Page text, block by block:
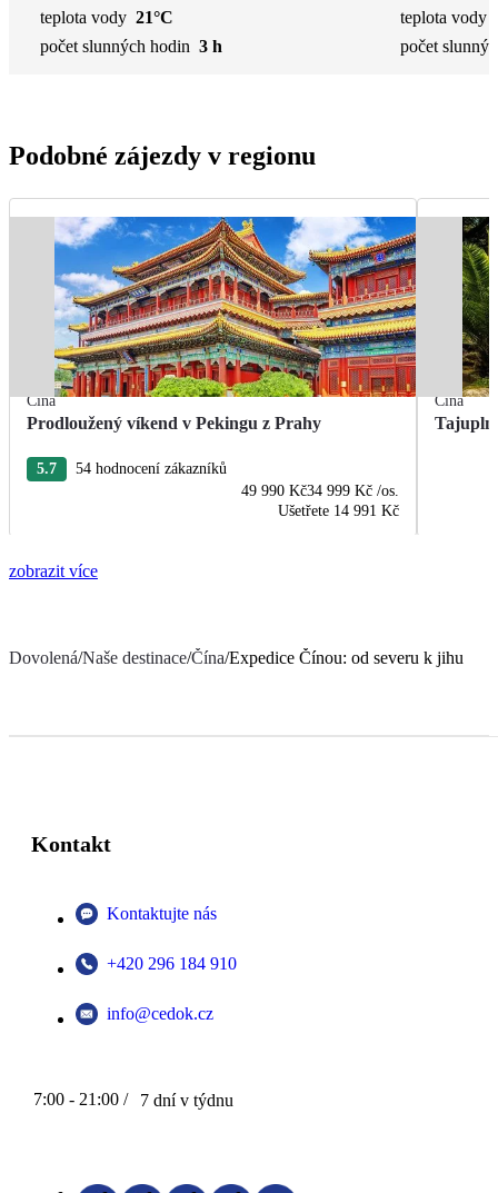
teplota vody 21°C
počet slunných hodin 3 h
teplota vody
počet
Podobné zájezdy v regionu
Čína
Prodloužený víkend v Pekingu z Prahy
5.7
54 hodnocení zákazníků
49 990 Kč34 999 Kč /os.
Ušetřete 14 991 Kč
Čína
zobrazit více
Dovolená/Naše destinace/Čína/Expedice Čínou: od severu k jihu
Kontakt
Kontaktujte nás
+420 296 184 910
info@cedok.cz
7:00 - 21:00 / 7 dní v týdnu